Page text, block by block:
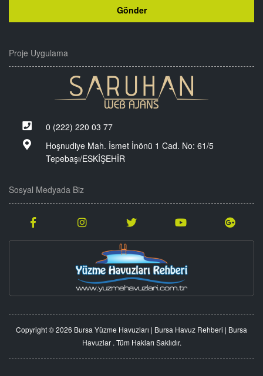
Proje Uygulama
0 (222) 220 03 77
Hoşnudiye Mah. İsmet İnönü 1 Cad. No: 61/5
Tepebaşı/ESKİŞEHİR
Sosyal Medyada Biz
Copyright © 2026 Bursa Yüzme Havuzları | Bursa Havuz Rehberi | Bursa
Havuzlar . Tüm Hakları Saklıdır.